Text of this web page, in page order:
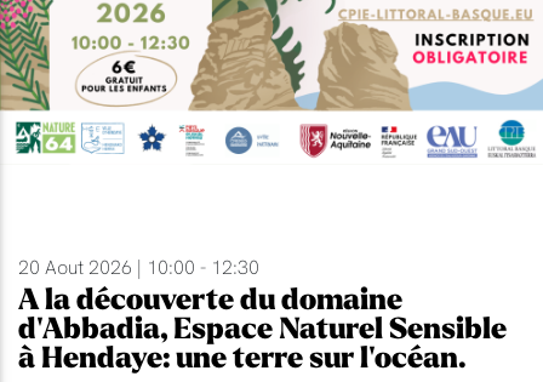
20 Aout 2026 | 10:00 - 12:30
A la découverte du domaine
d'Abbadia, Espace Naturel Sensible
à Hendaye: une terre sur l'océan.